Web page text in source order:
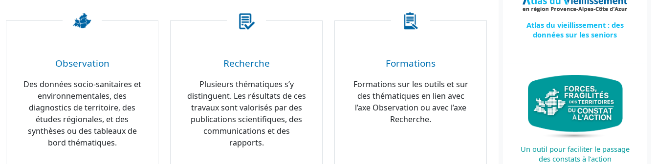
Observation
Des données socio-sanitaires et
environnementales, des
diagnostics de territoire, des
études régionales, et des
synthèses ou des tableaux de
bord thématiques.
Recherche
Plusieurs thématiques s’y
distinguent. Les résultats de ces
travaux sont valorisés par des
publications scientifiques, des
communications et des
rapports.
Formations
Formations sur les outils et sur
des thématiques en lien avec
l’axe Observation ou avec l’axe
Recherche.
Atlas du vieillissement : des
données sur les seniors
Un outil pour faciliter le passage
des constats à l’action